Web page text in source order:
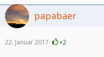
papabaer
22. Januar 2017 +2